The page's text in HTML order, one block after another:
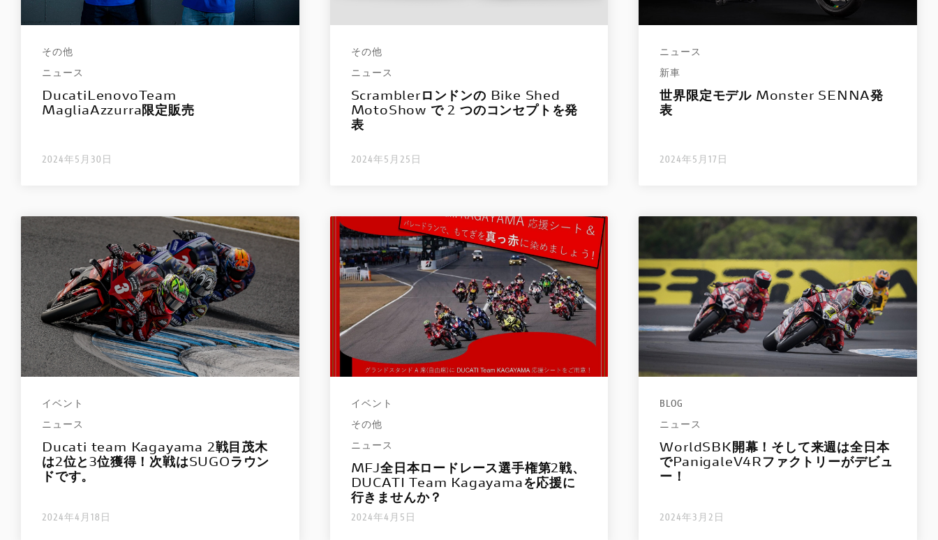
その他
ニュース
DucatiLenovoTeam
MagliaAzzurra限定販売
2024年5月30日
その他
ニュース
Scramblerロンドンの Bike Shed
MotoShow で 2 つのコンセプトを発
表
2024年5月25日
ニュース
新車
世界限定モデル Monster SENNA発
表
2024年5月17日
イベント
ニュース
Ducati team Kagayama 2戦目茂木
は2位と3位獲得！次戦はSUGOラウン
ドです。
2024年4月18日
イベント
その他
ニュース
MFJ全日本ロードレース選手権第2戦、
DUCATI Team Kagayamaを応援に
行きませんか？
2024年4月5日
BLOG
ニュース
WorldSBK開幕！そして来週は全日本
でPanigaleV4Rファクトリーがデビュ
ー！
2024年3月2日